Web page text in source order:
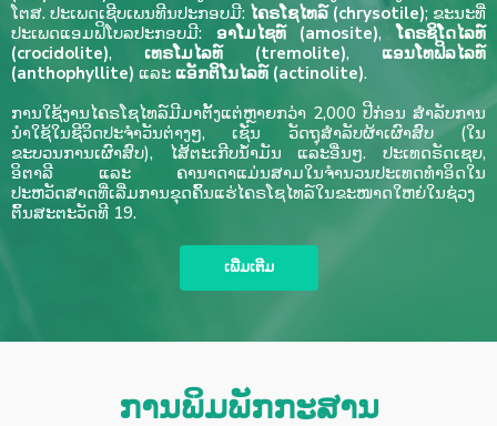
ໂຕສ. ປະເພດເຊີບເພນທີນປະກອບມີ: ໄຄຣໂຊໄທລ໌ (chrysotile); ຂະນະທີ່
ປະເພດແອມຟິໂບລປະກອບມີ: ອາໂມໄຊທ໌ (amosite),ໂຄຣຊິໂດໄລທ໌
(crocidolite), ເທຣໂມໄລທ໌ (tremolite), ແອນໂທຟິລໄລທ໌
(anthophyllite) ແລະ ແອັກຕິໂນໄລທ໌ (actinolite).
ການໃຊ້ງານໄຄຣໂຊໄທລ໌ມີມາຕັ້ງແຕ່ຫຼາຍກວ່າ 2,000 ປີກ່ອນ ສໍາລັບການ
ນໍາໃຊ້ໃນຊີວິດປະຈໍາວັນຕ່າງໆ, ເຊັ່ນ ວັດຖຸສໍາລັບຜ້າເຜົາສົບ (ໃນ
ຂະບວນການເຜົາສົບ), ໄສ້ຕະເກີບນ້ຳມັນ ແລະອື່ນໆ. ປະເທດຣັດເຊຍ,
ອິຕາລີ ແລະ ຄານາດາແມ່ນສາມໃນຈໍານວນປະເທດທຳອິດໃນ
ປະຫວັດສາດທີ່ເລີ່ມການຂຸດຄົ້ນແຮ່ໄຄຣໂຊໄທລ໌ໃນຂະໜາດໃຫຍ່ໃນຊ່ວງ
ຕົ້ນສະຕະວັດທີ 19.
ເພີ່ມເຕີມ
ການພິມພັກກະສານ